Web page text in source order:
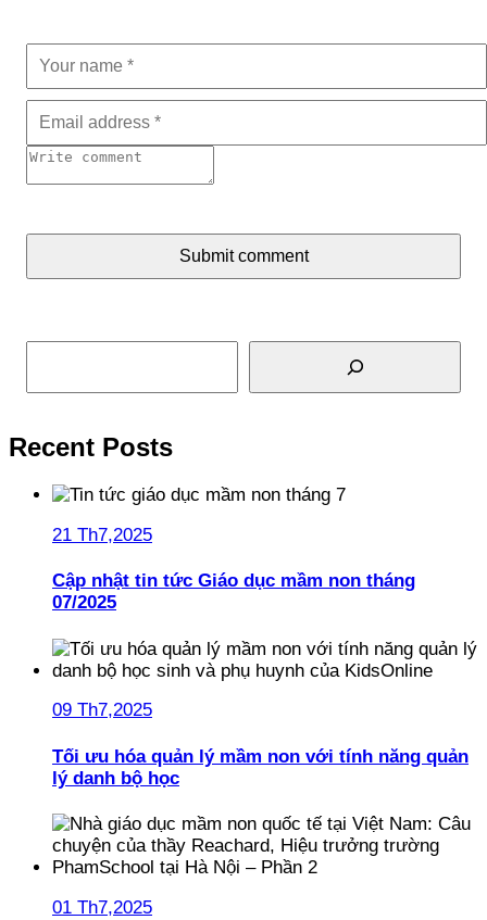
Submit comment
Tìm kiếm
Recent Posts
21 Th7,2025
Cập nhật tin tức Giáo dục mầm non tháng
07/2025
09 Th7,2025
Tối ưu hóa quản lý mầm non với tính năng quản
lý danh bộ học
01 Th7,2025